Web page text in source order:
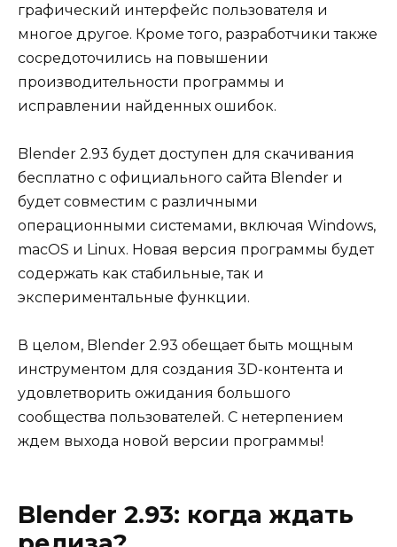
графический интерфейс пользователя и
многое другое. Кроме того, разработчики также
сосредоточились на повышении
производительности программы и
исправлении найденных ошибок.
Blender 2.93 будет доступен для скачивания
бесплатно с официального сайта Blender и
будет совместим с различными
операционными системами, включая Windows,
macOS и Linux. Новая версия программы будет
содержать как стабильные, так и
экспериментальные функции.
В целом, Blender 2.93 обещает быть мощным
инструментом для создания 3D-контента и
удовлетворить ожидания большого
сообщества пользователей. С нетерпением
ждем выхода новой версии программы!
Blender 2.93: когда ждать